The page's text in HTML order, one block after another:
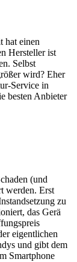
hat einen
Hersteller ist
Selbst
wird? Eher
Service in
besten Anbieter
(und
werden. Erst
zu
das Gerä
eigentlichen
und gibt dem
Smartphone